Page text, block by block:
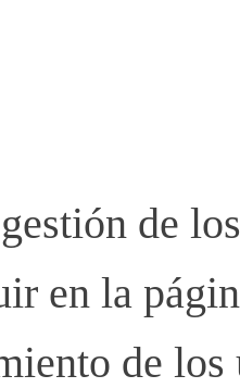
de
en la
de los